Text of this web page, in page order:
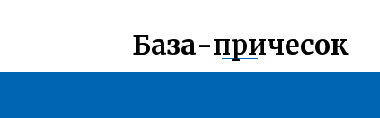
База-причесок